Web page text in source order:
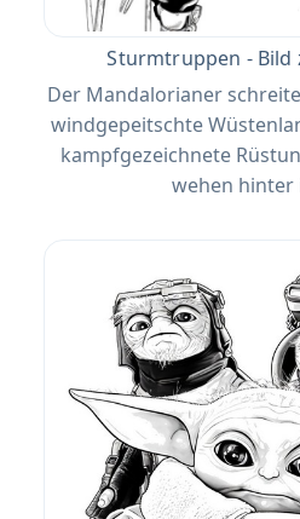
Sturmtruppen - Bild
Der Mandalorianer
windgepeitschte
kampfgezeichnete
wehen hinter